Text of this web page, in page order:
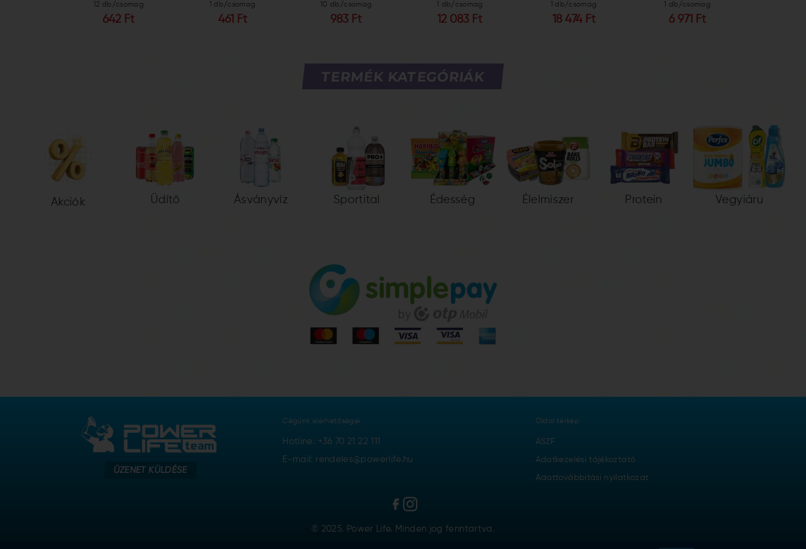
12 db/csomag
642 Ft
1 db/csomag
461 Ft
10 db/csomag
983 Ft
1 db/csomag
12 083 Ft
1 db/csomag
18 474 Ft
1 db/csomag
6 971 Ft
TERMÉK KATEGÓRIÁK
Akciók Üdítő Ásványvíz Sportital Édesség Élelmiszer Protein Vegyiáru
ÜZENET KÜLDÉSE
Cégünk elérhetőségei
Hotline: +36 70 21 22 111
E-mail: rendeles@powerlife.hu
Oldal térkép
ÁSZF
Adatkezelési tájékoztató
Adattovábbítási nyilatkozat
© 2025. Power Life. Minden jog fenntartva.